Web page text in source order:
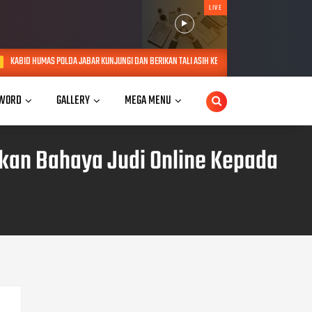
LIVE
KUNJUNGI DAN BERIKAN TALI ASIH KEPADA LANSIA SEBATANG KARA DI JATINANGOR
GALLERY MEGA MENU
Bahaya Judi Online Kepada